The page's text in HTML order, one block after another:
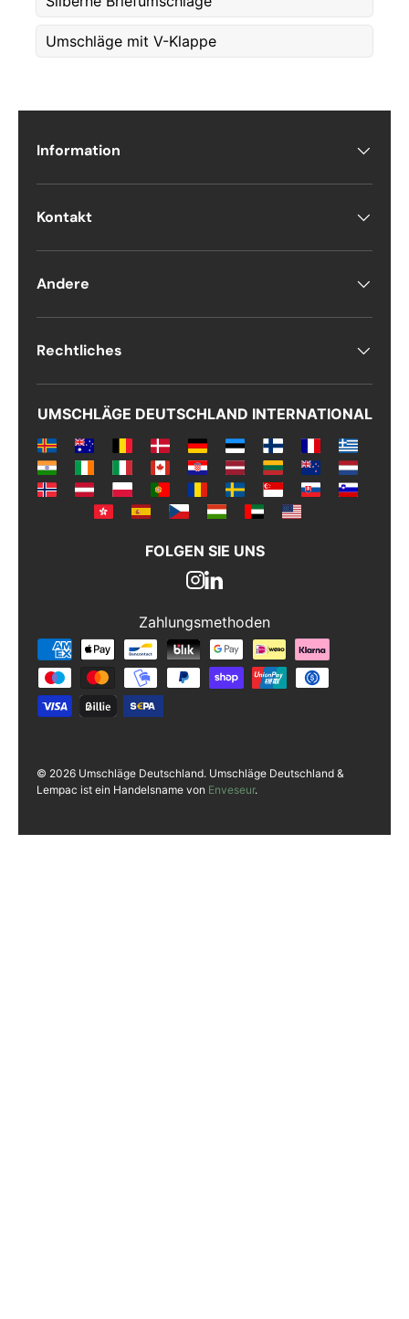
E-post
Postnummer
Umschläge mit V-Klappe
Information
Kontakt
Andere
Rechtliches
UMSCHLÄGE DEUTSCHLAND INTERNATIONAL
FOLGEN SIE UNS
Zahlungsmethoden
Zahlungsmethoden
© 2026 Umschläge Deutschland. Umschläge Deutschland &
Lempac ist ein Handelsname von Enveseur.